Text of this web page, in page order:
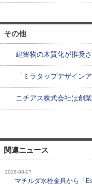
その他
建築物の木質化が推奨
「ミラタップデザイン
ニチアス株式会社は創
関連ニュース
2026-08-07
マチルダ水栓金具から「